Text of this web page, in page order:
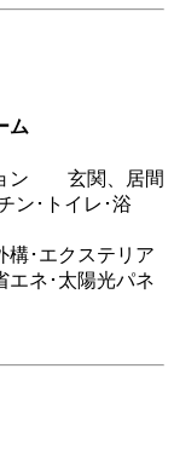
ム
ン 玄関、居間
･トイレ･浴
エクステリア
･太陽光パネ